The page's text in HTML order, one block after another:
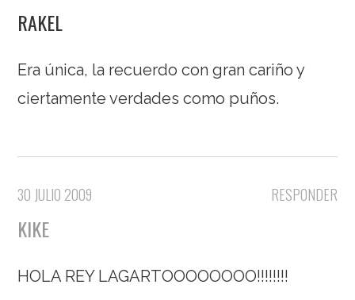
RAKEL
Era única, la recuerdo con gran cariño y
ciertamente verdades como puños.
RESPONDER
30 JULIO 2009
KIKE
HOLA REY LAGARTOOOOOOOO!!!!!!!!